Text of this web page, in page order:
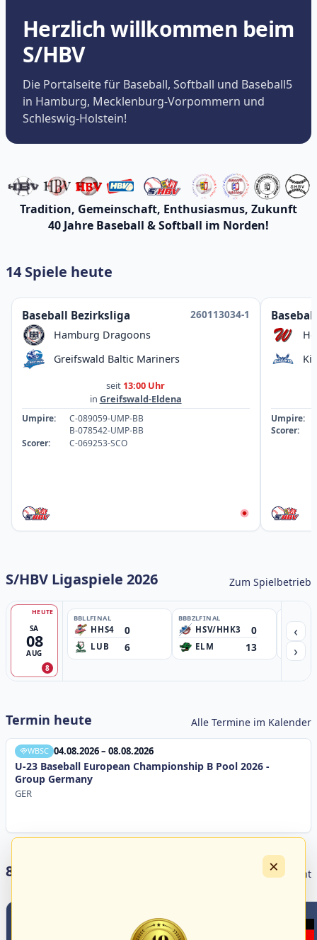
Herzlich willkommen beim
S/HBV
Die Portalseite für Baseball, Softball und Baseball5
in Hamburg, Mecklenburg-Vorpommern und
Schleswig-Holstein!
Tradition, Gemeinschaft, Enthusiasmus, Zukunft
40 Jahre Baseball & Softball im Norden!
14 Spiele heute
Baseball Bezirksliga
260113034-1
Hamburg Dragoons
Greifswald Baltic Mariners
seit 13:00 Uhr
in Greifswald-Eldena
Umpire:
C-089059-UMP-BB
B-078542-UMP-BB
Scorer:
C-069253-SCO
Umpire:
Scorer:
S/HBV Ligaspiele 2026 Zum Spielbetrieb
SA
08
AUG
HEUTE
8
BBLLFINAL
HHS4 0
LUB 6
BBBZLFINAL
HSV/HHK3 0
ELM 13
‹
›
Termin heute Alle Termine im Kalender
WBSC 04.08.2026 – 08.08.2026
U-23 Baseball European Championship B Pool 2026 -
Group Germany
GER
8 Livestreams heute Livestream Übersicht
×